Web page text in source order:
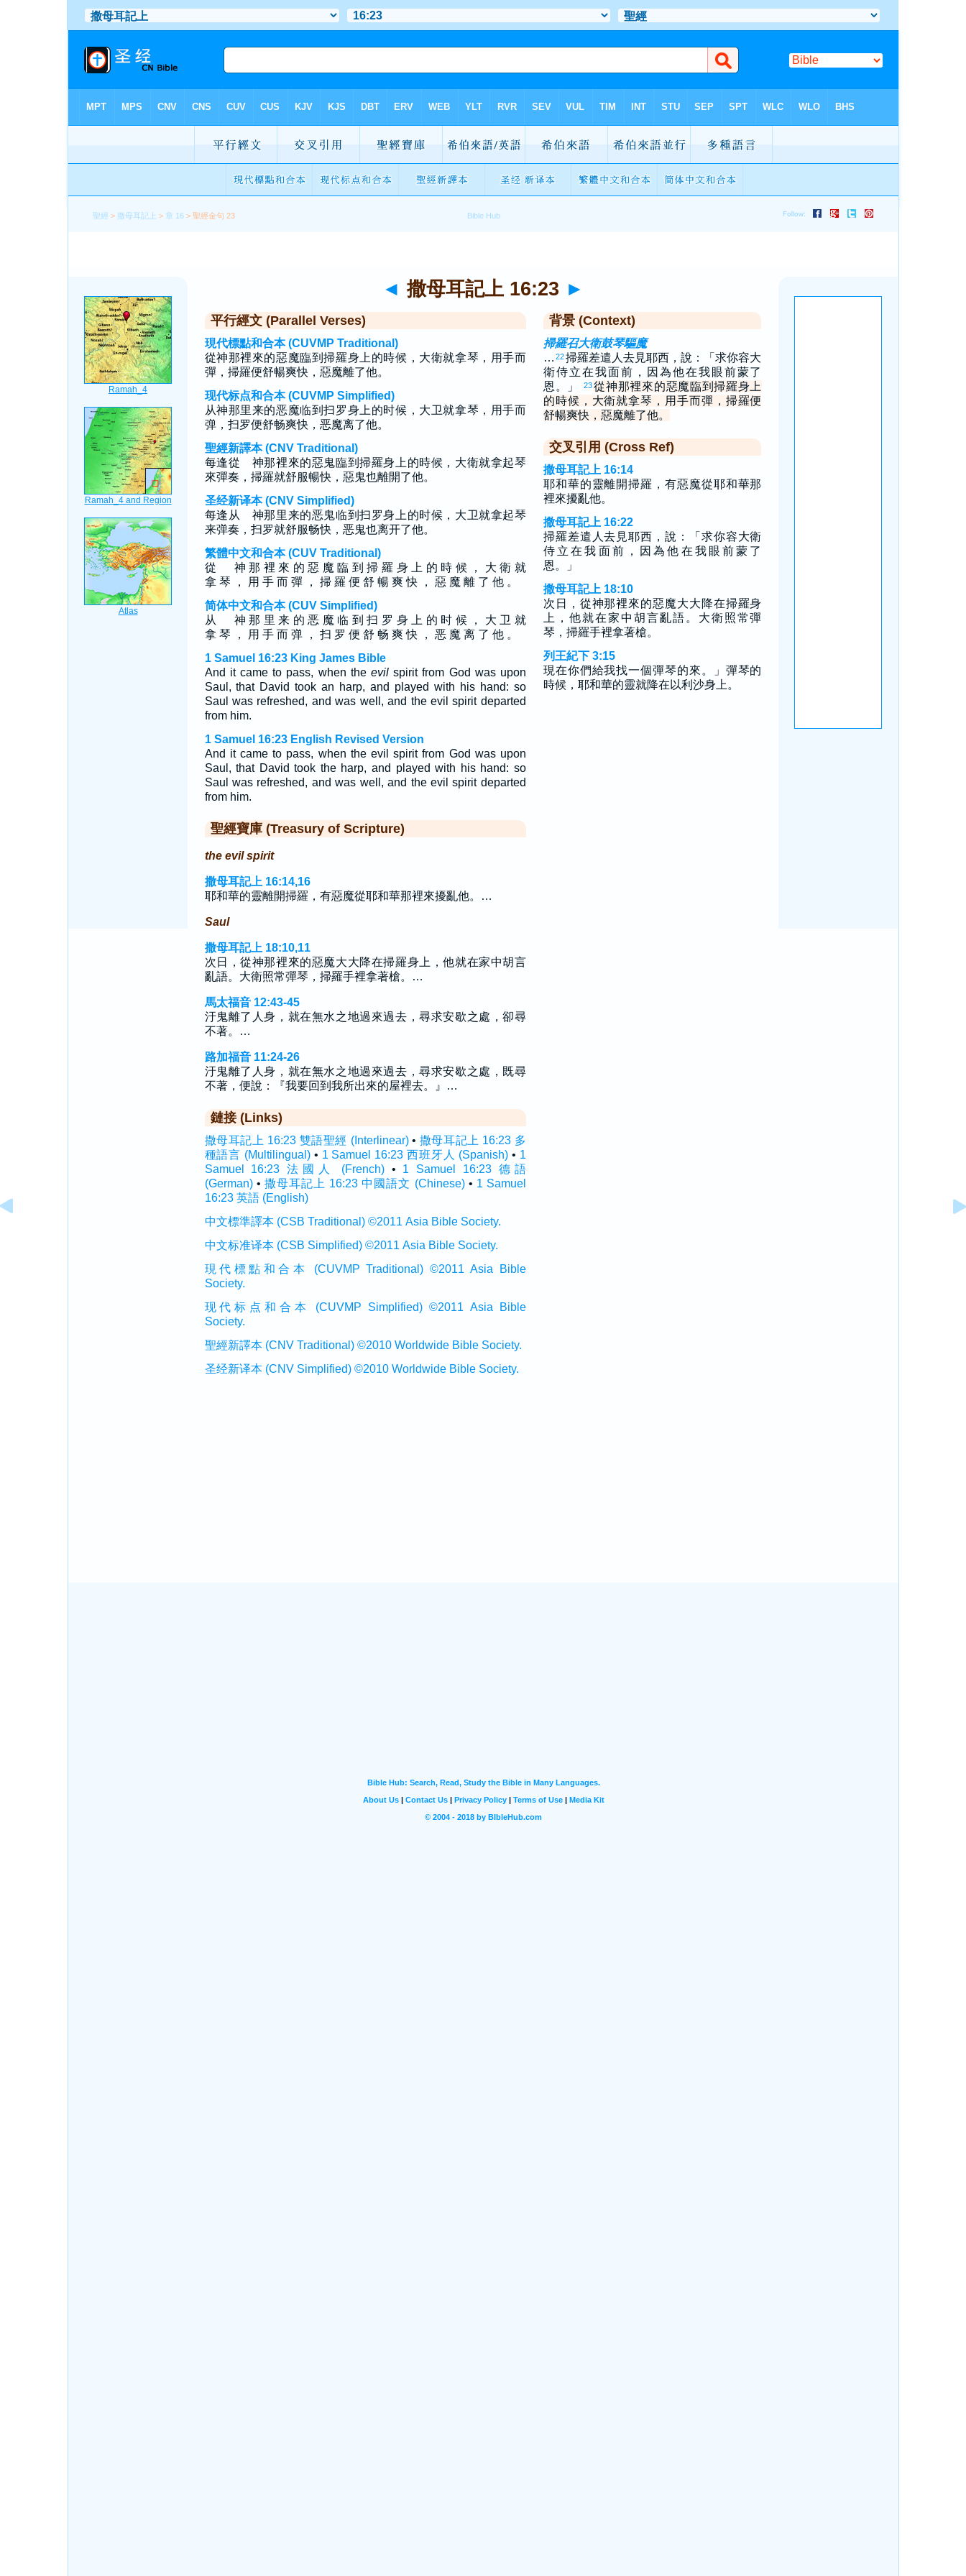
聖經 >撒母耳記上 > 章 16 > 聖經金句 23
◄ 撒母耳記上 16:23 ►
平行經文 (Parallel Verses)
現代標點和合本 (CUVMP Traditional)
從神那裡來的惡魔臨到掃羅身上的時候，大衛就拿琴，用手而
彈，掃羅便舒暢爽快，惡魔離了他。
现代标点和合本 (CUVMP Simplified)
从神那里来的恶魔临到扫罗身上的时候，大卫就拿琴，用手而
弹，扫罗便舒畅爽快，恶魔离了他。
聖經新譯本 (CNV Traditional)
每逢從 神那裡來的惡鬼臨到掃羅身上的時候，大衛就拿起琴
來彈奏，掃羅就舒服暢快，惡鬼也離開了他。
圣经新译本 (CNV Simplified)
每逢从 神那里来的恶鬼临到扫罗身上的时候，大卫就拿起琴
来弹奏，扫罗就舒服畅快，恶鬼也离开了他。
繁體中文和合本 (CUV Traditional)
從 神 那 裡 來 的 惡 魔 臨 到 掃 羅 身 上 的 時 候 ， 大 衛 就
拿 琴 ， 用 手 而 彈 ， 掃 羅 便 舒 暢 爽 快 ， 惡 魔 離 了 他 。
简体中文和合本 (CUV Simplified)
从 神 那 里 来 的 恶 魔 临 到 扫 罗 身 上 的 时 候 ， 大 卫 就
拿 琴 ， 用 手 而 弹 ， 扫 罗 便 舒 畅 爽 快 ， 恶 魔 离 了 他 。
1 Samuel 16:23 King James Bible
And it came to pass, when the evilspirit from God was upon
Saul, that David took an harp, and played with his hand: so
Saul was refreshed, and was well, and the evil spirit departed
from him.
1 Samuel 16:23 English Revised Version
And it came to pass, when the evil spirit from God was upon
Saul, that David took the harp, and played with his hand: so
Saul was refreshed, and was well, and the evil spirit departed
from him.
聖經寶庫 (Treasury of Scripture)
the evil spirit
撒母耳記上 16:14,16
耶和華的靈離開掃羅，有惡魔從耶和華那裡來擾亂他。…
Saul
撒母耳記上 18:10,11
次日，從神那裡來的惡魔大大降在掃羅身上，他就在家中胡言
亂語。大衛照常彈琴，掃羅手裡拿著槍。…
馬太福音 12:43-45
汙鬼離了人身，就在無水之地過來過去，尋求安歇之處，卻尋
不著。…
路加福音 11:24-26
汙鬼離了人身，就在無水之地過來過去，尋求安歇之處，既尋
不著，便說：『我要回到我所出來的屋裡去。』…
鏈接 (Links)
撒母耳記上 16:23 雙語聖經 (Interlinear)• 撒母耳記上 16:23 多
種語言 (Multilingual)• 1 Samuel 16:23 西班牙人 (Spanish) • 1
Samuel 16:23 法國人 (French)• 1 Samuel 16:23 德語
(German)• 撒母耳記上 16:23 中國語文 (Chinese)• 1 Samuel
16:23 英語 (English)
中文標準譯本 (CSB Traditional) ©2011 Asia Bible Society.
中文标准译本 (CSB Simplified) ©2011 Asia Bible Society.
現代標點和合本 (CUVMP Traditional) ©2011 Asia Bible
Society.
现代标点和合本 (CUVMP Simplified) ©2011 Asia Bible
Society.
聖經新譯本 (CNV Traditional) ©2010 Worldwide Bible Society.
圣经新译本 (CNV Simplified) ©2010 Worldwide Bible Society.
背景 (Context)
掃羅召大衛鼓琴驅魔
… 22掃羅差遣人去見耶西，說：「求你容大
衛侍立在我面前，因為他在我眼前蒙了
恩。」
23從神那裡來的惡魔臨到掃羅身上
的時候，大衛就拿琴，用手而彈，掃羅便
舒暢爽快，惡魔離了他。
交叉引用 (Cross Ref)
撒母耳記上 16:14
耶和華的靈離開掃羅，有惡魔從耶和華那
裡來擾亂他。
撒母耳記上 16:22
掃羅差遣人去見耶西，說：「求你容大衛
侍立在我面前，因為他在我眼前蒙了
恩。」
撒母耳記上 18:10
次日，從神那裡來的惡魔大大降在掃羅身
上，他就在家中胡言亂語。大衛照常彈
琴，掃羅手裡拿著槍。
列王紀下 3:15
現在你們給我找一個彈琴的來。」彈琴的
時候，耶和華的靈就降在以利沙身上。